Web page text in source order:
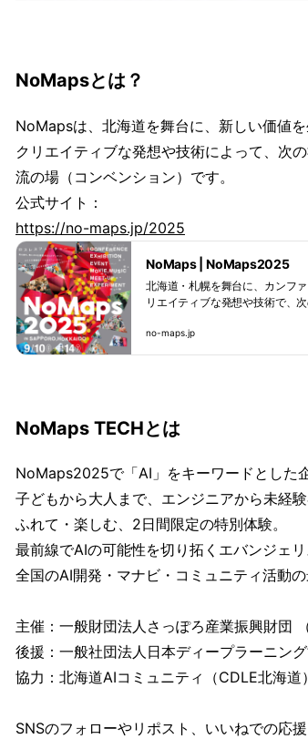
NoMapsとは？
NoMapsは、北海道を舞台に、新しい価値を
クリエイティブな発想や技術によって、次
流の場（コンベンション）です。
公式サイト：
https://no-maps.jp/2025
NoMaps | NoMaps2025
北海道・札幌を舞台に、カンフ
リエイティブな発想や技術で、
no-maps.jp
NoMaps TECHとは
NoMaps2025で「AI」をキーワードとした
子どもから大人まで、エンジニアから未経
ふれて・楽しむ、2日間限定の特別体験。
最前線でAIの可能性を切り拓くエバンジェ
全国のAI開発・マナビ・コミュニティ活動
主催：一般財団法人さっぽろ産業振興財団
後援：一般社団法人日本ディープラーニン
協力：北海道AIコミュニティ（CDLE北海道）
SNSのフォローやリポスト、いいねでの応